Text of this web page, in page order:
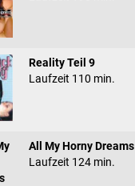
Reality Teil 9
Laufzeit 110 min.
All My Horny Dreams
Laufzeit 124 min.